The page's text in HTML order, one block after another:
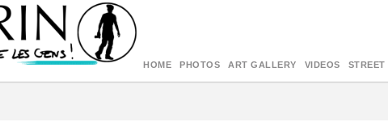
HOME PHOTOS ART GALLERY VIDEOS STREET